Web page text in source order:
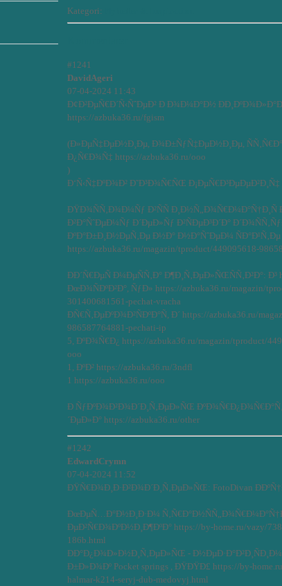
Kategori:
#1241
DavidAgeri
07-04-2024 11:43
Ð¢Ð²ÐµÑ€Ð´Ñ‹ÑˆÐµÐ² Ð Ð¾Ð¼Ð°Ð½
https://azbuka36.ru/fgism
(Ð»ÐµÑ‡ÐµÐ½Ð¸Ðµ, Ð¾Ð±ÑƒÑ‡ÐµÐ½Ð¸Ðµ,
Ð¿Ñ€Ð¾Ñ‡ https://azbuka36.ru/ooo
)
Ð‘Ñ‹Ñ‡ÐºÐ¾Ð² Ð˜Ð³Ð¾Ñ€ÑŒ Ð¡ÐµÑ€Ð³ÐµÐµÐ²Ð¸Ñ‡
ÐŸÐ¾ÑÑ‚Ð¾Ð¼Ñƒ Ð²ÑÑ
Ð²Ð°ÑˆÐµÐ¼Ñƒ Ð´ÐµÐ»Ñƒ Ð²ÑÐµÐ³Ð´Ð°
ÐºÐ°Ð±Ð¸Ð½ÐµÑ‚Ðµ Ð½Ð° Ð½Ð°ÑˆÐµÐ¼ ÑÐ°Ð¹Ñ‚Ðµ
https://azbuka36.ru/magazin/tproduct/449095618-
ÐÐ´Ñ€ÐµÑ Ð¼ÐµÑÑ‚Ð° Ð¶Ð¸Ñ‚ÐµÐ»ÑŒÑÑ‚Ð²Ð°:
ÐœÐ¾ÑÐºÐ²Ð°, ÑƒÐ» https://azbuka36.ru/magazin/
301400681561-pechat-vracha
ÐÑ€Ñ‚ÐµÐºÐ¾Ð²ÑÐºÐ°Ñ, Ð´ https://azbuka36.ru/
986587764881-pechati-ip
5, ÐºÐ¾Ñ€Ð¿ https://azbuka36.ru/magazin/tproduct/
ooo
1, ÐºÐ² https://azbuka36.ru/3ndfl
1 https://azbuka36.ru/ooo
Ð ÑƒÐºÐ¾Ð²Ð¾Ð´Ð¸Ñ‚ÐµÐ»ÑŒ
´ÐµÐ»Ð° https://azbuka36.ru/other
#1242
EdwardCrymn
07-04-2024 11:52
ÐŸÑ€Ð¾Ð¸Ð·Ð²Ð¾Ð´Ð¸Ñ‚ÐµÐ»ÑŒ: FotoDivan
ÐœÐµÑ…Ð°Ð½Ð¸Ð·Ð¼
ÐµÐ²Ñ€Ð¾ÐºÐ½Ð¸Ð¶ÐºÐ° https://by-home.ru/vazy/
186b.html
ÐÐ°Ð¿Ð¾Ð»Ð½Ð¸Ñ‚ÐµÐ»ÑŒ -
Ð±Ð»Ð¾Ðº Pocket springs , ÐŸÐŸÐ£ https://by-
halmar-k214-seryj-dub-medovyj.html